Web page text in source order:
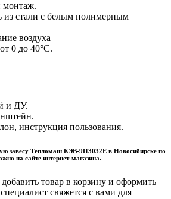
монтаж.
из стали с белым полимерным
воздуха
0 до 40°С.
и ДУ.
инструкция пользования.
завесу Тепломаш КЭВ-9П3032Е в Новосибирске по
на сайте интернет-магазина.
товар в корзину и оформить
свяжется с вами для